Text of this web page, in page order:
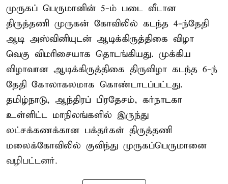
முருகப் பெருமானின் 5-ம் படை வீடான
திருத்தணி முருகன் கோவிலில் கடந்த 4-ந்தேதி
ஆடி அஸ்வினியுடன் ஆடிக்கிருத்திகை விழா
வெகு விமரிசையாக தொடங்கியது. முக்கிய
விழாவான ஆடிக்கிருத்திகை திருவிழா கடந்த 6-ந்
தேதி கோலாகலமாக கொண்டாடப்பட்டது.
தமிழ்நாடு, ஆந்திரப் பிரதேசம், கர்நாடகா
உள்ளிட்ட மாநிலங்களில் இருந்து
லட்சக்கணக்கான பக்தர்கள் திருத்தணி
மலைக்கோவிலில் குவிந்து முருகப்பெருமானை
வழிபட்டனர்.